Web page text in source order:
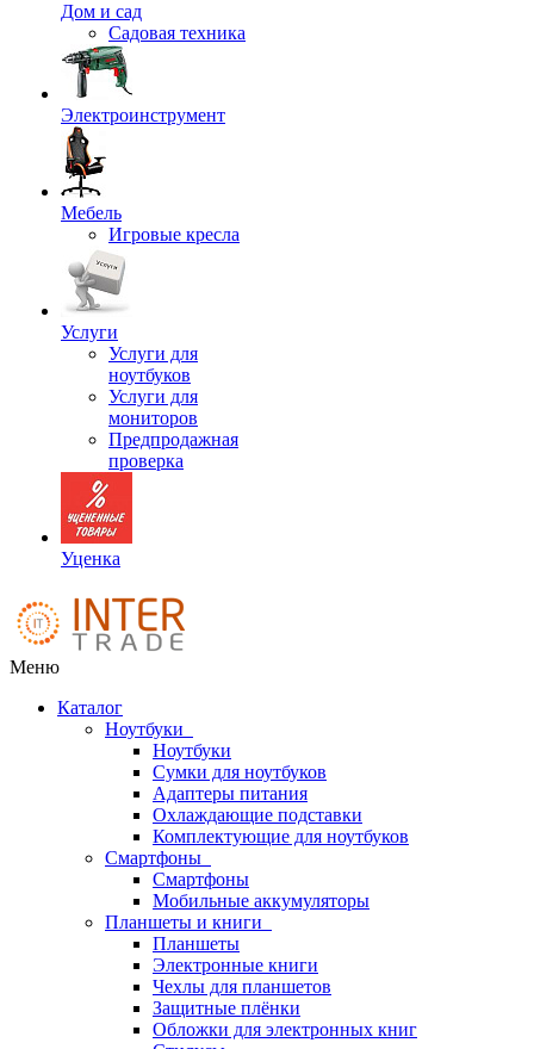
Дом и сад
Садовая техника
Электроинструмент
Мебель
Игровые кресла
Услуги
Услуги для
ноутбуков
Услуги для
мониторов
Предпродажная
проверка
Уценка
Меню
Каталог
Ноутбуки
Ноутбуки
Сумки для ноутбуков
Адаптеры питания
Охлаждающие подставки
Комплектующие для ноутбуков
Смартфоны
Смартфоны
Мобильные аккумуляторы
Планшеты и книги
Планшеты
Электронные книги
Чехлы для планшетов
Защитные плёнки
Обложки для электронных книг